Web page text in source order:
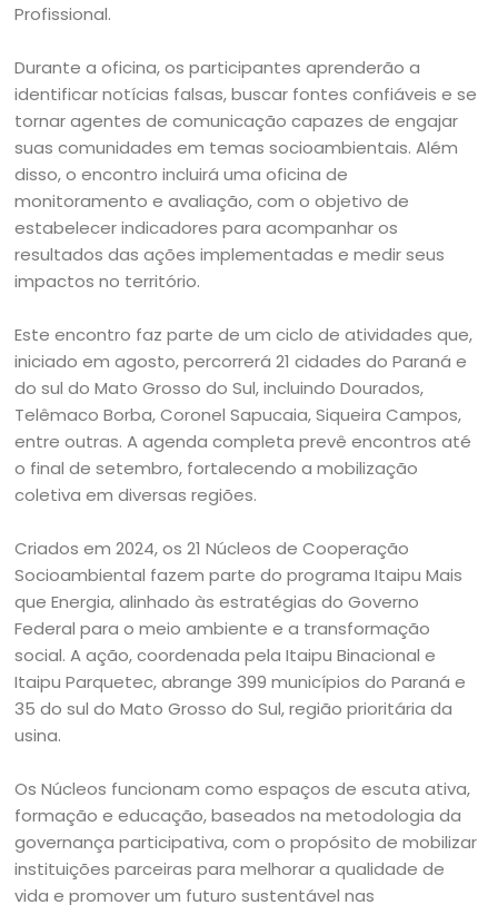
Profissional.
Durante a oficina, os participantes aprenderão a
identificar notícias falsas, buscar fontes confiáveis e se
tornar agentes de comunicação capazes de engajar
suas comunidades em temas socioambientais. Além
disso, o encontro incluirá uma oficina de
monitoramento e avaliação, com o objetivo de
estabelecer indicadores para acompanhar os
resultados das ações implementadas e medir seus
impactos no território.
Este encontro faz parte de um ciclo de atividades que,
iniciado em agosto, percorrerá 21 cidades do Paraná e
do sul do Mato Grosso do Sul, incluindo Dourados,
Telêmaco Borba, Coronel Sapucaia, Siqueira Campos,
entre outras. A agenda completa prevê encontros até
o final de setembro, fortalecendo a mobilização
coletiva em diversas regiões.
Criados em 2024, os 21 Núcleos de Cooperação
Socioambiental fazem parte do programa Itaipu Mais
que Energia, alinhado às estratégias do Governo
Federal para o meio ambiente e a transformação
social. A ação, coordenada pela Itaipu Binacional e
Itaipu Parquetec, abrange 399 municípios do Paraná e
35 do sul do Mato Grosso do Sul, região prioritária da
usina.
Os Núcleos funcionam como espaços de escuta ativa,
formação e educação, baseados na metodologia da
governança participativa, com o propósito de mobilizar
instituições parceiras para melhorar a qualidade de
vida e promover um futuro sustentável nas